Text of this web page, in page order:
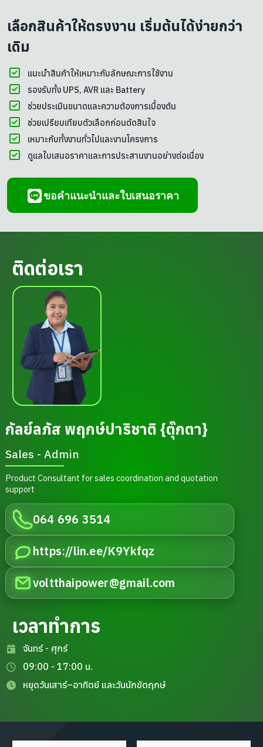
เลือกสินค้าให้ตรงงาน เริ่มต้นได้ง่ายกว่า
เดิม
แนะนำสินค้าให้เหมาะกับลักษณะการใช้งาน
รองรับทั้ง UPS, AVR และ Battery
ช่วยประเมินขนาดและความต้องการเบื้องต้น
ช่วยเปรียบเทียบตัวเลือกก่อนตัดสินใจ
เหมาะกับทั้งงานทั่วไปและงานโครงการ
ดูแลใบเสนอราคาและการประสานงานอย่างต่อเนื่อง
ขอคำแนะนำและใบเสนอราคา
ติดต่อเรา
กัลย์ลภัส พฤกษ์ปาริชาติ {ตุ๊กตา}
Sales - Admin
Product Consultant for sales coordination and quotation
support
064 696 3514
https://lin.ee/K9Ykfqz
voltthaipower@gmail.com
เวลาทำการ
จันทร์ - ศุกร์
09:00 - 17:00 น.
หยุดวันเสาร์–อาทิตย์ และวันนักขัตฤกษ์